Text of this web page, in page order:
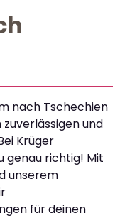
nach Tschechien
und
Krüger
genau richtig! Mit
unserem
für deinen